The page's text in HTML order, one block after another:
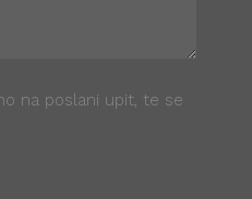
na poslani upit, te se